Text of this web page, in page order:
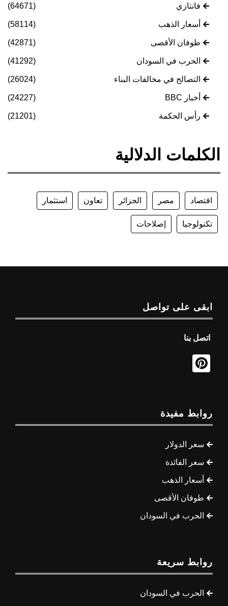
فانتازي (64671)
أسعار الذهب (58114)
طوفان الأقصى (42871)
الحرب في السودان (41292)
التصالح في مخالفات البناء (26024)
أخبار BBC (24227)
رأس الحكمة (21201)
الكلمات الدلالية
اقتصاد مصر الجزائر تعاون استثمار
تكنولوجيا إصلاحات
ابقى على تواصل
اتصل بنا
روابط مفيدة
سعر الدولار
سعر الفائدة
أسعار الذهب
طوفان الأقصى
الحرب في السودان
روابط سريعة
الحرب في السودان